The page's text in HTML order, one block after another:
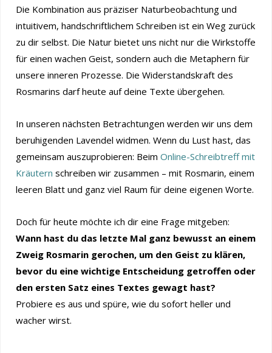
Die Kombination aus präziser Naturbeobachtung und
intuitivem, handschriftlichem Schreiben ist ein Weg zurück
zu dir selbst. Die Natur bietet uns nicht nur die Wirkstoffe
für einen wachen Geist, sondern auch die Metaphern für
unsere inneren Prozesse. Die Widerstandskraft des
Rosmarins darf heute auf deine Texte übergehen.
In unseren nächsten Betrachtungen werden wir uns dem
beruhigenden Lavendel widmen. Wenn du Lust hast, das
gemeinsam auszuprobieren: Beim Online-Schreibtreff mit
Kräutern schreiben wir zusammen – mit Rosmarin, einem
leeren Blatt und ganz viel Raum für deine eigenen Worte.
Doch für heute möchte ich dir eine Frage mitgeben:
Wann hast du das letzte Mal ganz bewusst an einem
Zweig Rosmarin gerochen, um den Geist zu klären,
bevor du eine wichtige Entscheidung getroffen oder
den ersten Satz eines Textes gewagt hast?
Probiere es aus und spüre, wie du sofort heller und
wacher wirst.